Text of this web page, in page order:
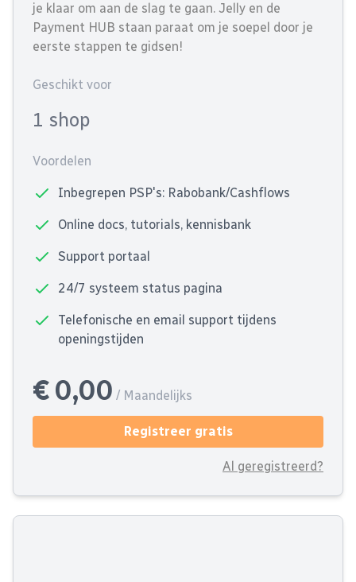
je klaar om aan de slag te gaan. Jelly en de
Payment HUB staan paraat om je soepel door je
eerste stappen te gidsen!
Geschikt voor
1 shop
Voordelen
Inbegrepen PSP's: Rabobank/Cashflows
Online docs, tutorials, kennisbank
Support portaal
24/7 systeem status pagina
Telefonische en email support tijdens
openingstijden
€ 0,00 / Maandelijks
Registreer gratis
Al geregistreerd?